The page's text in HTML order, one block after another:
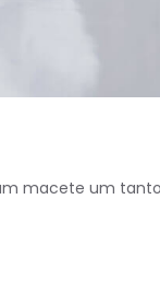
macete um tanto